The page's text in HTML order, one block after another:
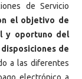
de Servicio
el objetivo de
y oportuno del
de
a las diferentes